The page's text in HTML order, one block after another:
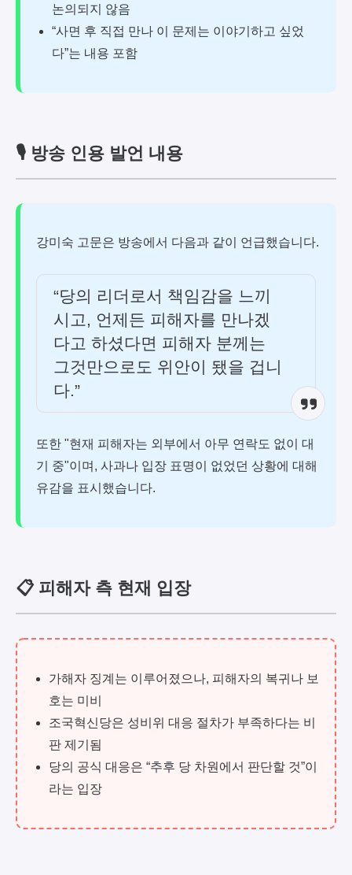
논의되지 않음
“사면 후 직접 만나 이 문제는 이야기하고 싶었
다”는 내용 포함
🎙️ 방송 인용 발언 내용
강미숙 고문은 방송에서 다음과 같이 언급했습니다.
“당의 리더로서 책임감을 느끼
시고, 언제든 피해자를 만나겠
다고 하셨다면 피해자 분께는
그것만으로도 위안이 됐을 겁니
다.”
또한 "현재 피해자는 외부에서 아무 연락도 없이 대
기 중"이며, 사과나 입장 표명이 없었던 상황에 대해
유감을 표시했습니다.
📋 피해자 측 현재 입장
가해자 징계는 이루어졌으나, 피해자의 복귀나 보
호는 미비
조국혁신당은 성비위 대응 절차가 부족하다는 비
판 제기됨
당의 공식 대응은 “추후 당 차원에서 판단할 것”이
라는 입장